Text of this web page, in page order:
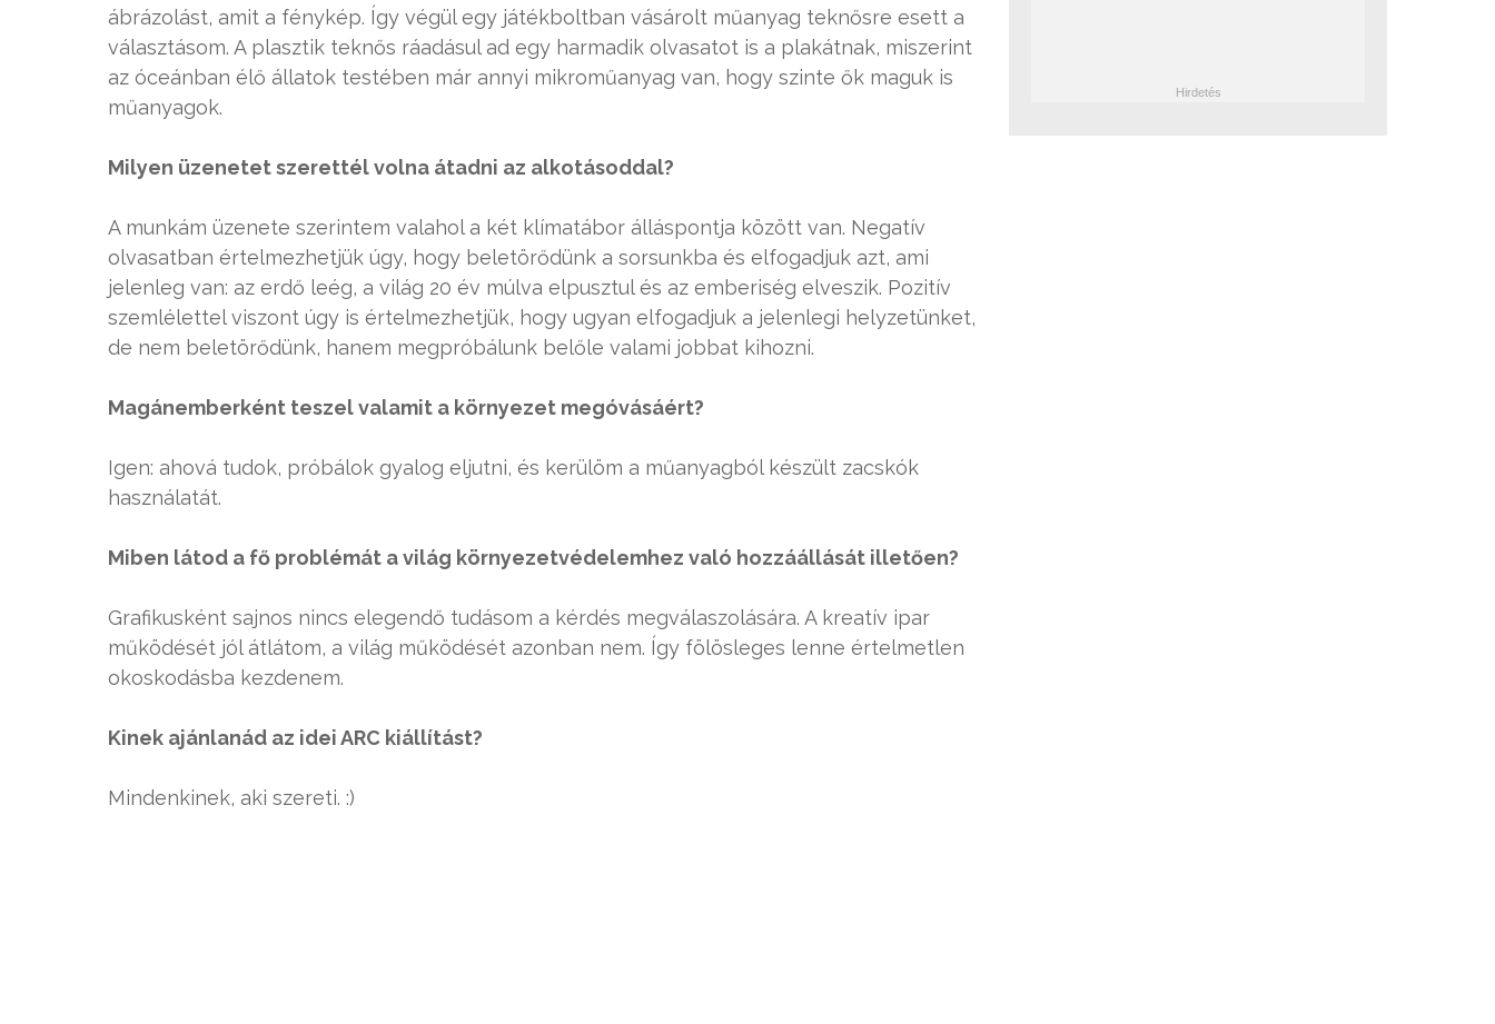
ábrázolást, amit a fénykép. Így végül egy játékboltban vásárolt műanyag teknősre esett a
választásom. A plasztik teknős ráadásul ad egy harmadik olvasatot is a plakátnak, miszerint
az óceánban élő állatok testében már annyi mikroműanyag van, hogy szinte ők maguk is
műanyagok.
Milyen üzenetet szerettél volna átadni az alkotásoddal?
A munkám üzenete szerintem valahol a két klímatábor álláspontja között van. Negatív
olvasatban értelmezhetjük úgy, hogy beletörődünk a sorsunkba és elfogadjuk azt, ami
jelenleg van: az erdő leég, a világ 20 év múlva elpusztul és az emberiség elveszik. Pozitív
szemlélettel viszont úgy is értelmezhetjük, hogy ugyan elfogadjuk a jelenlegi helyzetünket,
de nem beletörődünk, hanem megpróbálunk belőle valami jobbat kihozni.
Magánemberként teszel valamit a környezet megóvásáért?
Igen: ahová tudok, próbálok gyalog eljutni, és kerülöm a műanyagból készült zacskók
használatát.
Miben látod a fő problémát a világ környezetvédelemhez való hozzáállását illetően?
Grafikusként sajnos nincs elegendő tudásom a kérdés megválaszolására. A kreatív ipar
működését jól átlátom, a világ működését azonban nem. Így fölösleges lenne értelmetlen
okoskodásba kezdenem.
Kinek ajánlanád az idei ARC kiállítást?
Mindenkinek, aki szereti. :)